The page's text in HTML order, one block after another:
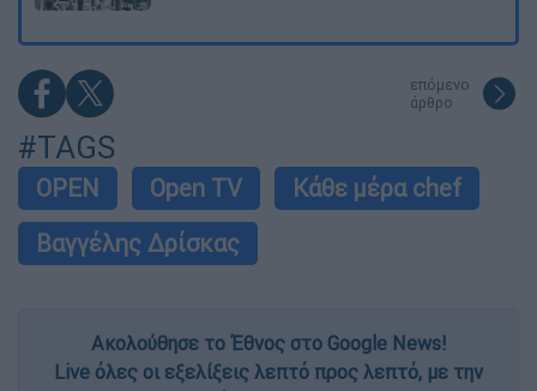
επόμενο
άρθρο
#TAGS
OPEN Open TV
Κάθε μέρα chef
Βαγγέλης Δρίσκας
Ακολούθησε το Έθνος στο Google News!
Live όλες οι εξελίξεις λεπτό προς λεπτό, με την